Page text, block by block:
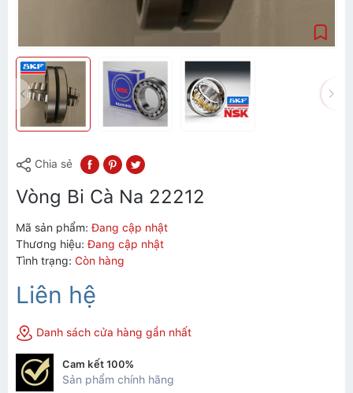
Chia sẻ
Vòng Bi Cà Na 22212
Mã sản phẩm: Đang cập nhật
Thương hiệu: Đang cập nhật
Tình trạng: Còn hàng
Liên hệ
Danh sách cửa hàng gần nhất
Cam kết 100%
Sản phẩm chính hãng